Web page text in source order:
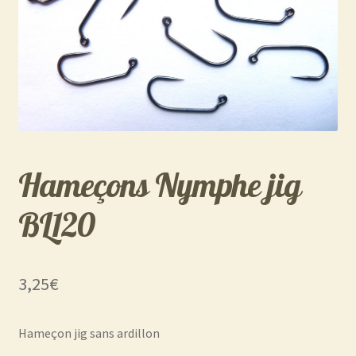
Hameçons Nymphe jig
BL120
3,25€
Hameçon jig sans ardillon